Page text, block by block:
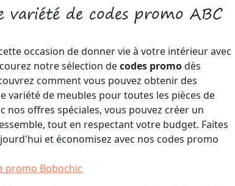
variété de codes promo ABC
occasion de donner vie à votre intérieur avec
notre sélection decodes promodès
comment vous pouvez obtenir des
variété de meubles pour toutes les pièces de
nos offres spéciales, vous pouvez créer un
tout en respectant votre budget. Faites
et économisez avec nos codes promo
promo Bobochic